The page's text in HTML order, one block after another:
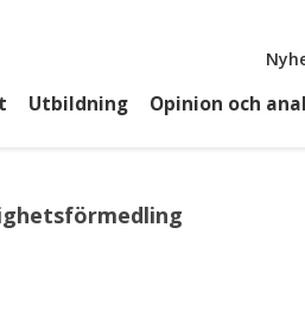
Utbildning Opinion och